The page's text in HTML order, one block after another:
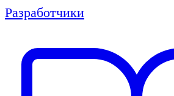
Разработчики